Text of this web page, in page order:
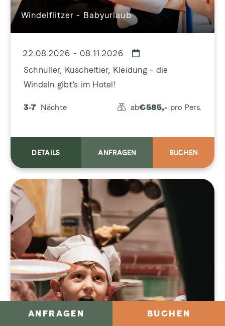
ANFRAGEN BUCHEN
Windelflitzer - Babyurlaub
Schnuller, Kuscheltier, Kleidung - die
Windeln gibt’s im Hotel!
3-7 Nächte ab€585,- pro Pers.
22.08.2026 - 08.11.2026
DETAILS BUCHEN
ANFRAGEN
Lückentage